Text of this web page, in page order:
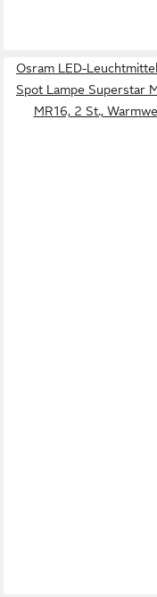
Osram LED-
Spot Lampe Superstar
MR16, 2 St.,